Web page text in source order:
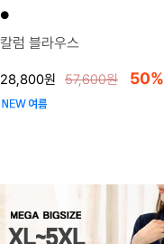
●
칼럼 블라우스
28,800원 57,600원 50%